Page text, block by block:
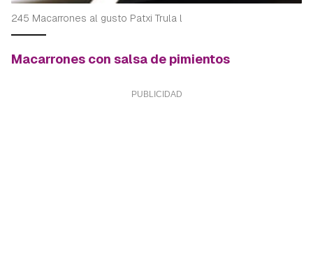
245 Macarrones al gusto Patxi Trula l
Macarrones con salsa de pimientos